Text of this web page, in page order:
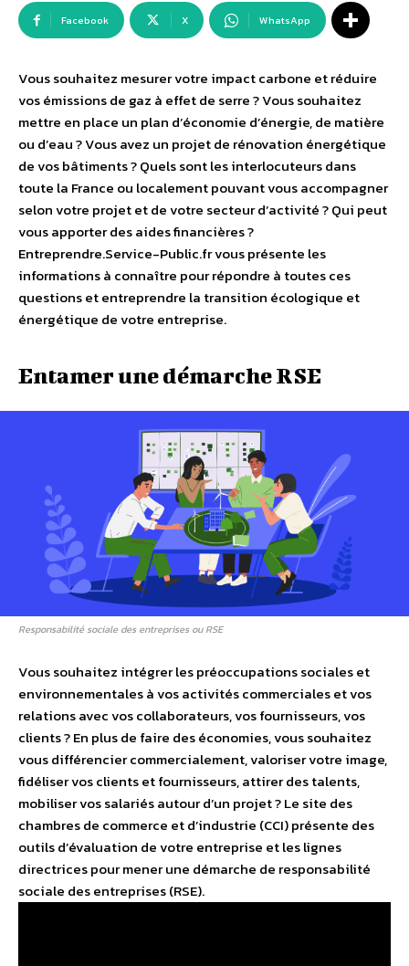
Facebook X WhatsApp
Vous souhaitez mesurer votre impact carbone et réduire
vos émissions de gaz à effet de serre ? Vous souhaitez
mettre en place un plan d’économie d’énergie, de matière
ou d’eau ? Vous avez un projet de rénovation énergétique
de vos bâtiments ? Quels sont les interlocuteurs dans
toute la France ou localement pouvant vous accompagner
selon votre projet et de votre secteur d’activité ? Qui peut
vous apporter des aides financières ?
Entreprendre.Service-Public.fr vous présente les
informations à connaître pour répondre à toutes ces
questions et entreprendre la transition écologique et
énergétique de votre entreprise.
Entamer une démarche RSE
Responsabilité sociale des entreprises ou RSE
Vous souhaitez intégrer les préoccupations sociales et
environnementales à vos activités commerciales et vos
relations avec vos collaborateurs, vos fournisseurs, vos
clients ? En plus de faire des économies, vous souhaitez
vous différencier commercialement, valoriser votre image,
fidéliser vos clients et fournisseurs, attirer des talents,
mobiliser vos salariés autour d’un projet ? Le site des
chambres de commerce et d’industrie (CCI) présente des
outils d’évaluation de votre entreprise et les lignes
directrices pour mener une démarche de responsabilité
sociale des entreprises (RSE).